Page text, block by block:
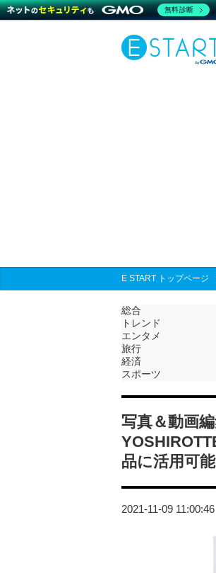
E START トップページ
総合
トレンド
エンタメ
旅行
経済
スポーツ
写真＆動画
品に活用可能
2021-11-09 11:00:46
無料診断